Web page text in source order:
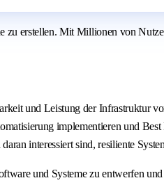
zu erstellen. Mit Millionen von
und Leistung der
implementieren und Best
interessiert sind, resiliente
und Systeme zu entwerfen